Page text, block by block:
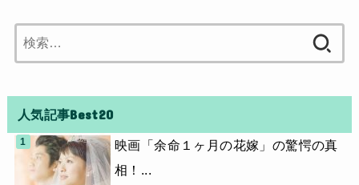
索:
人気記事Best20
映画「余命１ヶ月の花嫁」の驚愕の真
相！...